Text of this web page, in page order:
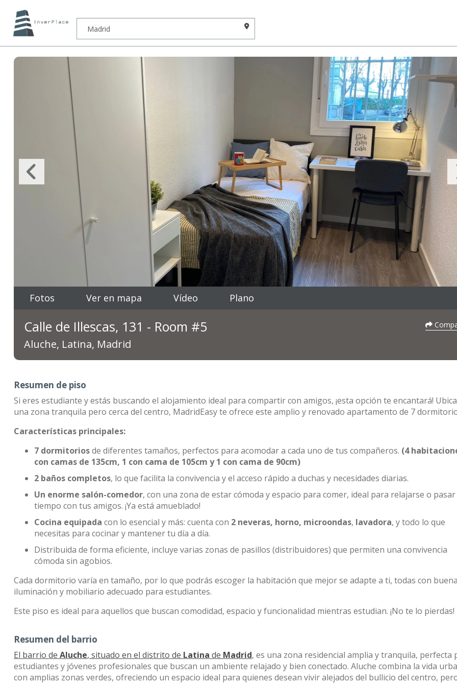
Fotos Ver en mapa Vídeo Plano
Calle de Illescas, 131 - Room #5
Aluche, Latina, Madrid
Resumen de piso
Si eres estudiante y estás buscando el alojamiento ideal para compartir con amigos, ¡esta opción te encantará!
una zona tranquila pero cerca del centro, MadridEasy te ofrece este amplio y renovado apartamento de 7
Características principales:
7 dormitoriosde diferentes tamaños, perfectos para acomodar a cada uno de tus compañeros. (4
con camas de 135cm, 1 con cama de 105cm y 1 con cama de 90cm)
2 baños completos, lo que facilita la convivencia y el acceso rápido a duchas y necesidades diarias.
Un enorme salón-comedor, con una zona de estar cómoda y espacio para comer, ideal para relajarse o pasar
tiempo con tus amigos. ¡Ya está amueblado!
Cocina equipada con lo esencial y más: cuenta con 2 neveras, horno, microondas, lavadora, y todo lo que
necesitas para cocinar y mantener tu día a día.
Distribuida de forma eficiente, incluye varias zonas de pasillos (distribuidores) que permiten una convivencia
cómoda sin agobios.
Cada dormitorio varía en tamaño, por lo que podrás escoger la habitación que mejor se adapte a ti, todas con buena
iluminación y mobiliario adecuado para estudiantes.
Este piso es ideal para aquellos que buscan comodidad, espacio y funcionalidad mientras estudian. ¡No te lo pierdas!
Resumen del barrio
El barrio de Aluche, situado en el distrito de Latina de Madrid, es una zona residencial amplia y tranquila, perfecta
estudiantes y jóvenes profesionales que buscan un ambiente relajado y bien conectado. Aluche combina la vida
con amplias zonas verdes, ofreciendo un espacio ideal para quienes desean vivir alejados del bullicio del centro,